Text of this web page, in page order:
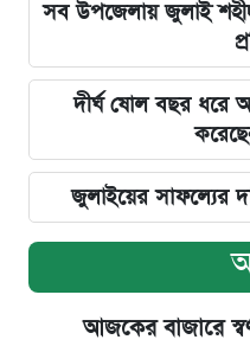
সব উপজেলায় জুলাই
দীর্ঘ ষোল বছর ধরে
জুলাইয়ের সাফল্যের
আজকের বাজারে